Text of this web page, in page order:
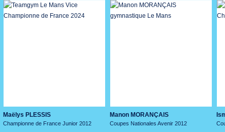
Maëlys PLESSIS
Championne de France Junior 2012
Manon MORANÇAIS
Coupes Nationales Avenir 2012